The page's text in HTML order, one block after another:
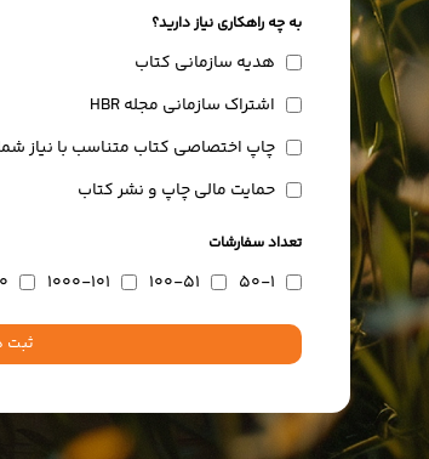
به چه راهکاری نیاز دارید؟
هدیه سازمانی کتاب
اشتراک سازمانی مجله HBR
چاپ اختصاصی کتاب متناسب با نیاز
حمایت مالی چاپ و نشر کتاب
تعداد سفارشات
50-1
100-51
1000-101
ثبت